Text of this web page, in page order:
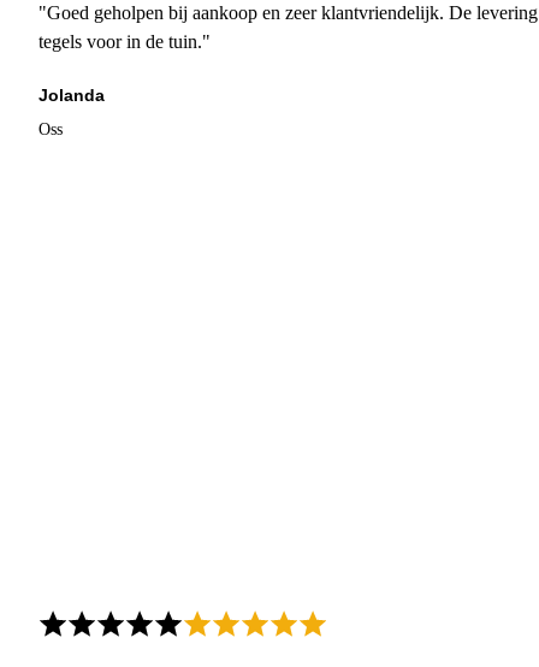
"Goed geholpen bij aankoop en zeer klantvriendelijk. De
tegels voor in de tuin."
Jolanda
Oss